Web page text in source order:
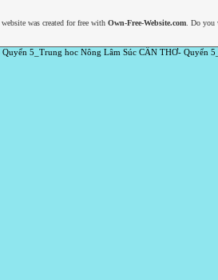
5_Trung hoc Nông Lâm Súc CẦN THƠ- Quyển
was created for free with Own-Free-Website.com. Do you